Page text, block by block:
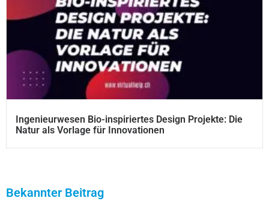
Ingenieurwesen Bio-inspiriertes Design Projekte: Die
Natur als Vorlage für Innovationen
Bekannter Beitrag